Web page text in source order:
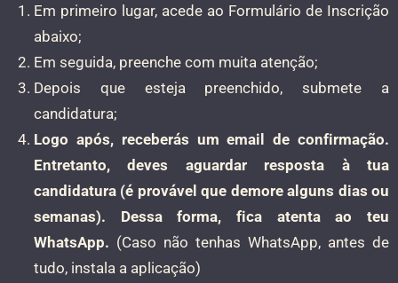
Em primeiro lugar, acede ao Formulário de Inscrição
abaixo;
Em seguida, preenche com muita atenção;
Depois que esteja preenchido, submete a
candidatura;
Logo após, receberás um email de confirmação.
Entretanto, deves aguardar resposta à tua
candidatura (é provável que demore alguns dias ou
semanas). Dessa forma, fica atenta ao teu
WhatsApp. (Caso não tenhas WhatsApp, antes de
tudo, instala a aplicação)